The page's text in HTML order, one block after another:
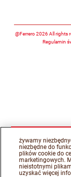
@Ferrero 2026 All rights
Regulamin
żywamy
niezbędne do
plików cookie do
marketingowych.
nieistotnymi
uzyskać więcej